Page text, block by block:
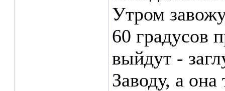
Утром
60 градусов
выйдут -
Заводу, а